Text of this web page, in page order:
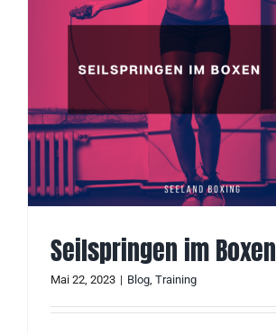
Seilspringen im Boxen
Mai 22, 2023 | Blog, Training